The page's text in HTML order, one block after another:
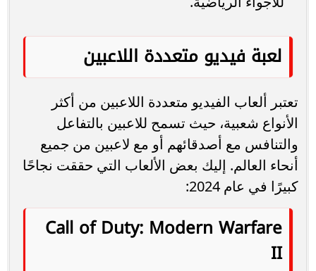
لعبة فيديو متعددة اللاعبين
تعتبر ألعاب الفيديو متعددة اللاعبين من أكثر
الأنواع شعبية، حيث تسمح للاعبين بالتفاعل
والتنافس مع أصدقائهم أو مع لاعبين من جميع
أنحاء العالم. إليك بعض الألعاب التي حققت نجاحًا
كبيرًا في عام 2024:
Call of Duty: Modern Warfare
II